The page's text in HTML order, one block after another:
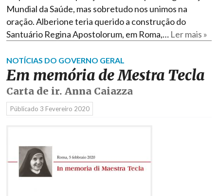
Mundial da Saúde, mas sobretudo nos unimos na
oração. Alberione teria querido a construção do
Santuário Regina Apostolorum, em Roma,… Ler mais »
NOTÍCIAS DO GOVERNO GERAL
Em memória de Mestra Tecla
Carta de ir. Anna Caiazza
Públicado 3 Fevereiro 2020